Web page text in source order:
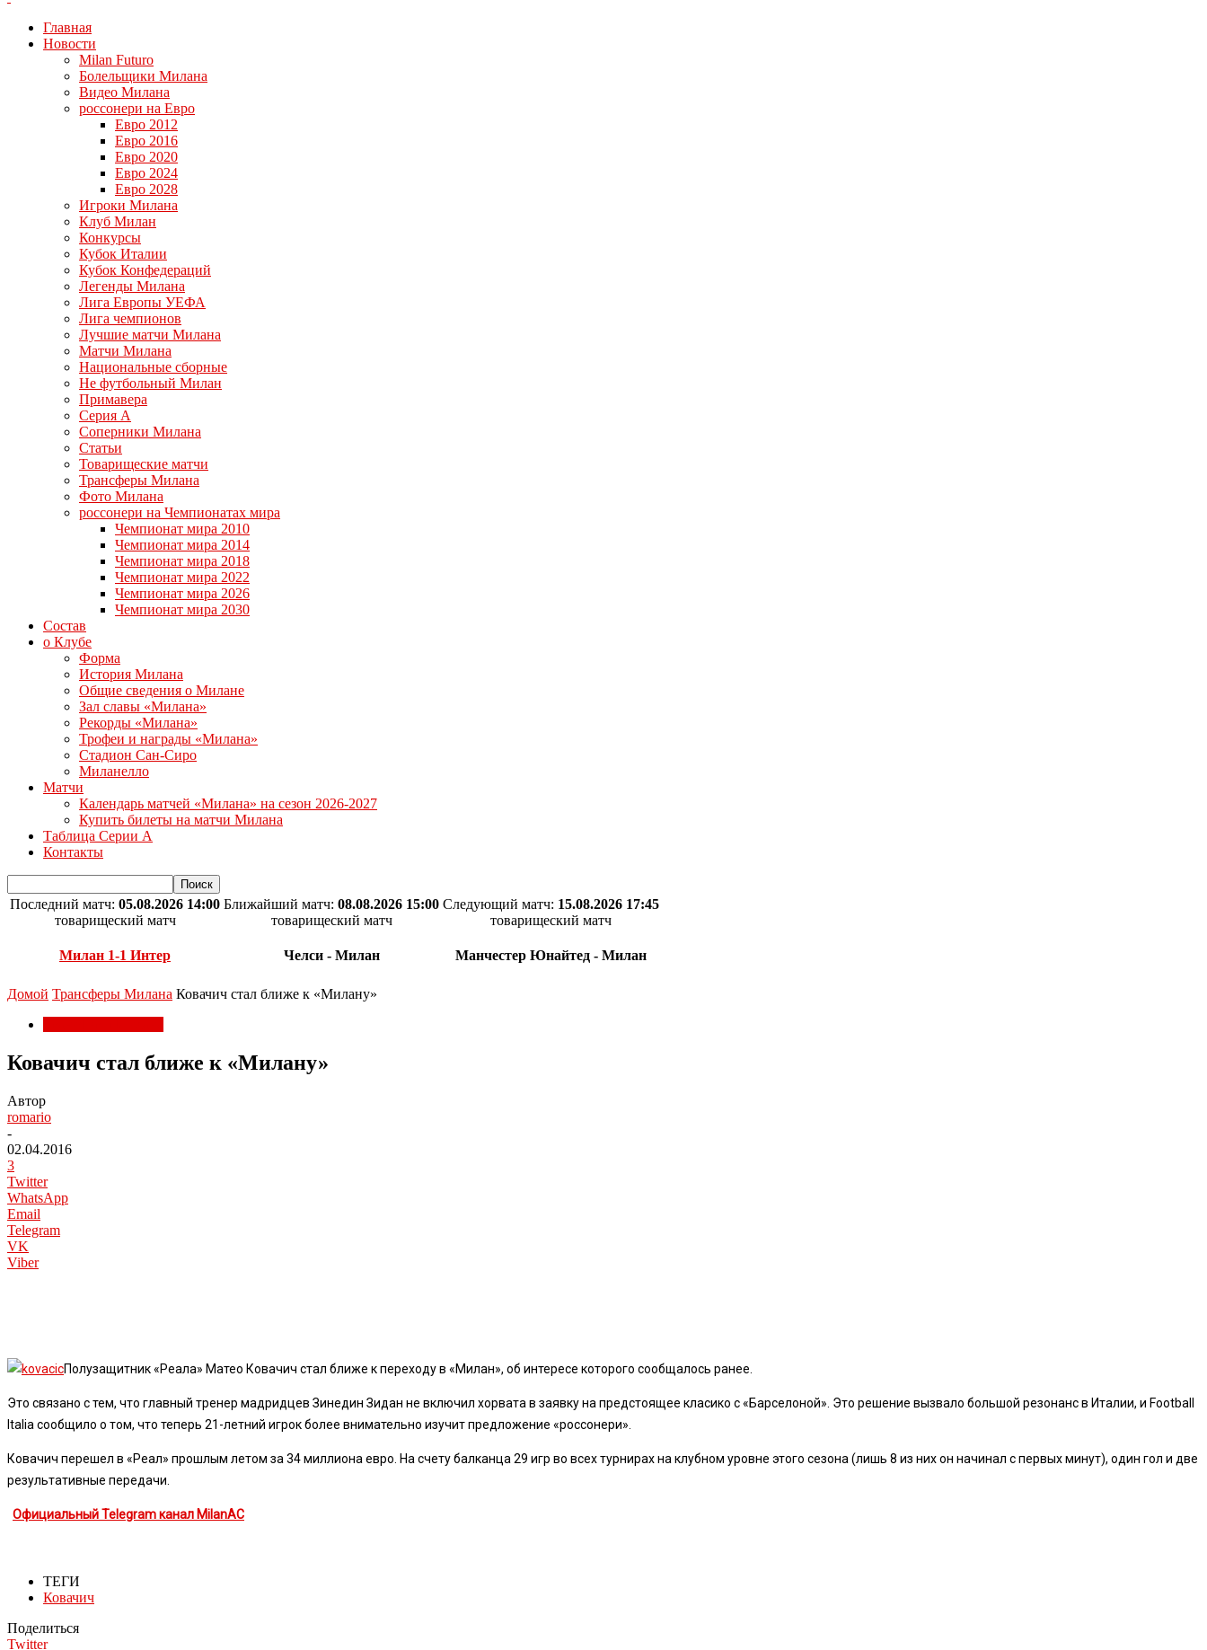
Главная
Новости
Milan Futuro
Болельщики Милана
Видео Милана
россонери на Евро
Евро 2012
Евро 2016
Евро 2020
Евро 2024
Евро 2028
Игроки Милана
Клуб Милан
Конкурсы
Кубок Италии
Кубок Конфедераций
Легенды Милана
Лига Европы УЕФА
Лига чемпионов
Лучшие матчи Милана
Матчи Милана
Национальные сборные
Не футбольный Милан
Примавера
Серия А
Соперники Милана
Статьи
Товарищеские матчи
Трансферы Милана
Фото Милана
россонери на Чемпионатах мира
Чемпионат мира 2010
Чемпионат мира 2014
Чемпионат мира 2018
Чемпионат мира 2022
Чемпионат мира 2026
Чемпионат мира 2030
Состав
о Клубе
Форма
История Милана
Общие сведения о Милане
Зал славы «Милана»
Рекорды «Милана»
Трофеи и награды «Милана»
Стадион Сан-Сиро
Миланелло
Матчи
Календарь матчей «Милана» на сезон 2026-2027
Купить билеты на матчи Милана
Таблица Серии А
Контакты
Последний матч: 05.08.2026 14:00
товарищеский матч
Милан 1-1 Интер
Ближайший матч: 08.08.2026 15:00
товарищеский матч
Челси - Милан
Следующий матч: 15.08.2026 17:45
товарищеский матч
Манчестер Юнайтед - Милан
Домой Трансферы Милана Ковачич стал ближе к «Милану»
Ковачич стал ближе к «Милану»
Автор
romario
-
02.04.2016
3
Twitter
WhatsApp
Email
Telegram
VK
Viber
Полузащитник «Реала» Матео Ковачич стал ближе к переходу в «Милан», об интересе которого сообщалось ранее.
Это связано с тем, что главный тренер мадридцев Зинедин Зидан не включил хорвата в заявку на предстоящее класико с «Барселоной». Это решение вызвало большой резонанс в Италии, и Football
Italia сообщило о том, что теперь 21-летний игрок более внимательно изучит предложение «россонери».
Ковачич перешел в «Реал» прошлым летом за 34 миллиона евро. На счету балканца 29 игр во всех турнирах на клубном уровне этого сезона (лишь 8 из них он начинал с первых минут), один гол и две
результативные передачи.
Официальный Telegram канал MilanAC
ТЕГИ
Ковачич
Поделиться
Twitter